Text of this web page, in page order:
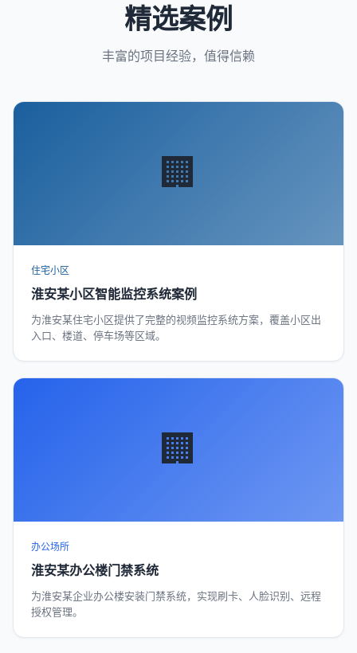
精选案例
丰富的项目经验，值得信赖
🏢
住宅小区
淮安某小区智能监控系统案例
为淮安某住宅小区提供了完整的视频监控系统方案，覆盖小区出
入口、楼道、停车场等区域。
🏢
办公场所
淮安某办公楼门禁系统
为淮安某企业办公楼安装门禁系统，实现刷卡、人脸识别、远程
授权管理。